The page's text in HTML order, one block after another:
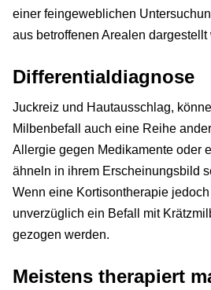
einer feingeweblichen
aus betroffenen Arealen dargestellt
Differentialdiagnose
Juckreiz und Hautausschlag,
Milbenbefall auch eine Reihe
Allergie gegen Medikamente oder
ähneln in ihrem Erscheinungsbild
Wenn eine Kortisontherapie
unverzüglich ein Befall mit
gezogen werden.
Meistens therapiert